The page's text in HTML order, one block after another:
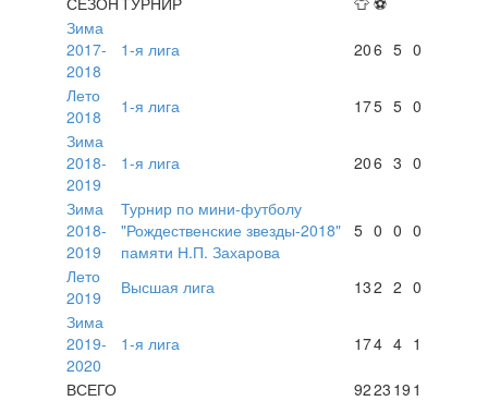
Зима
2017-
2018
1-я лига 206 5 0
Лето
2018
1-я лига 175 5 0
Зима
2018-
2019
1-я лига 206 3 0
Зима
2018-
2019
Турнир по мини-футболу
"Рождественские звезды-2018"
памяти Н.П. Захарова
5 0 0 0
Лето
2019
Высшая лига 132 2 0
Зима
2019-
2020
1-я лига 174 4 1
ВСЕГО 9223 19 1